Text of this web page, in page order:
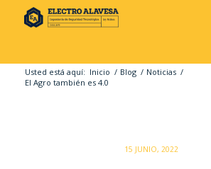
Usted está aquí: Inicio / Blog / Noticias /
El Agro también es 4.0
15 JUNIO, 2022
/